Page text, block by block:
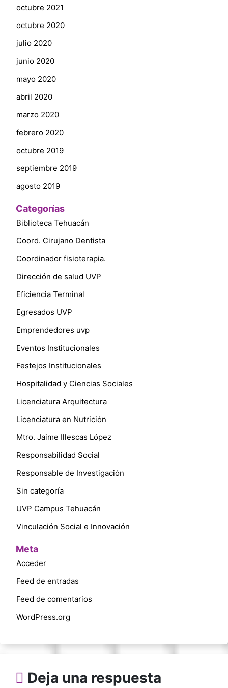
octubre 2021
octubre 2020
julio 2020
junio 2020
mayo 2020
abril 2020
marzo 2020
febrero 2020
octubre 2019
septiembre 2019
agosto 2019
Categorías
Biblioteca Tehuacán
Coord. Cirujano Dentista
Coordinador fisioterapia.
Dirección de salud UVP
Eficiencia Terminal
Egresados UVP
Emprendedores uvp
Eventos Institucionales
Festejos Institucionales
Hospitalidad y Ciencias Sociales
Licenciatura Arquitectura
Licenciatura en Nutrición
Mtro. Jaime Illescas López
Responsabilidad Social
Responsable de Investigación
Sin categoría
UVP Campus Tehuacán
Vinculación Social e Innovación
Meta
Acceder
Feed de entradas
Feed de comentarios
WordPress.org
Deja una respuesta